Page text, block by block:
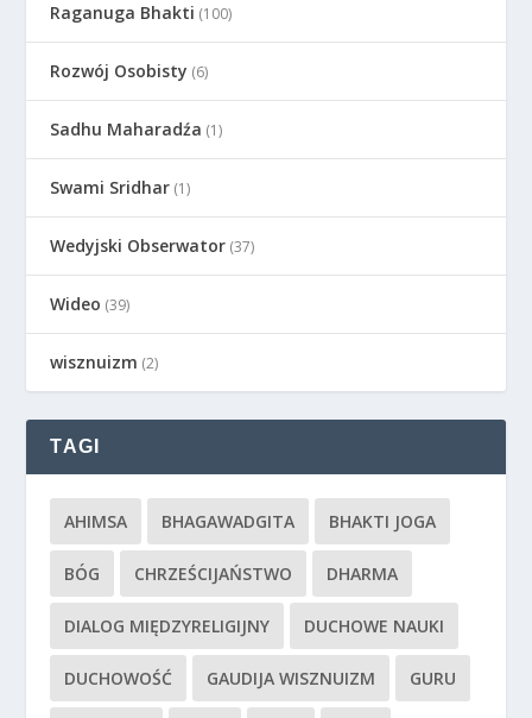
Raganuga Bhakti (100)
Rozwój Osobisty (6)
Sadhu Maharadźa (1)
Swami Sridhar (1)
Wedyjski Obserwator (37)
Wideo (39)
wisznuizm (2)
TAGI
AHIMSA BHAGAWADGITA BHAKTI JOGA
BÓG CHRZEŚCIJAŃSTWO DHARMA
DIALOG MIĘDZYRELIGIJNY DUCHOWE NAUKI
DUCHOWOŚĆ GAUDIJA WISZNUIZM GURU